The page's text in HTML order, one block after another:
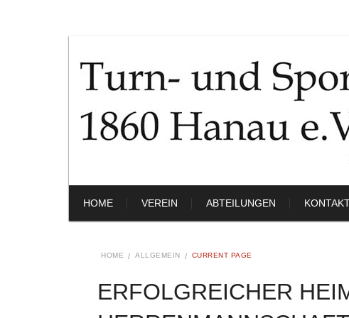
HOME VEREIN ABTEILUNGEN
HOME ALLGEMEIN CURRENT PAGE
ERFOLGREICHER